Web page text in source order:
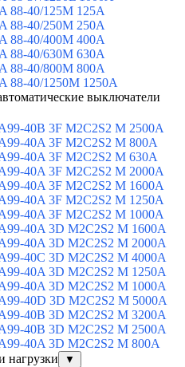
88-40/125M 125A
88-40/250M 250A
88-40/400M 400A
88-40/630М 630A
88-40/800M 800A
88-40/1250М 1250A
выключатели
40B 3F M2C2S2 M 2500A
40A 3F M2C2S2 М 800A
40A 3F M2C2S2 М 630A
40A 3F M2C2S2 М 2000A
40A 3F M2C2S2 М 1600A
40A 3F M2C2S2 М 1250A
40A 3F M2C2S2 М 1000A
40A 3D M2C2S2 M 1600A
40A 3D M2C2S2 M 2000A
40C 3D M2C2S2 M 4000A
40A 3D M2C2S2 M 1250A
40A 3D M2C2S2 M 1000A
40D 3D M2C2S2 M 5000A
40B 3D M2C2S2 M 3200A
40B 3D M2C2S2 M 2500A
40A 3D M2C2S2 M 800A
нагрузки
▼